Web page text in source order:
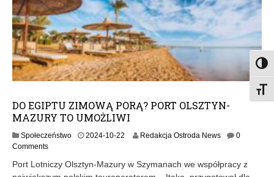
DO EGIPTU ZIMOWĄ PORĄ? PORT OLSZTYN-
MAZURY TO UMOŻLIWI
Społeczeństwo 2024-10-22
4
Redakcja Ostroda News
0
Comments
Port Lotniczy Olsztyn-Mazury w Szymanach we współpracy z